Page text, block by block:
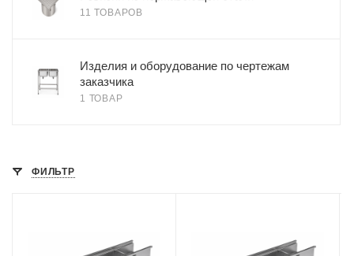
11 ТОВАРОВ
Изделия и оборудование по чертежам
заказчика
1 ТОВАР
ФИЛЬТР